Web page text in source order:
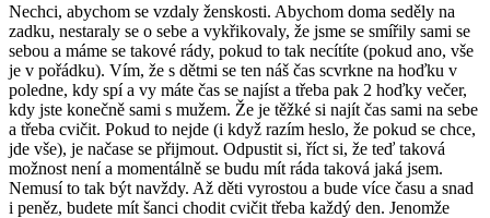
Nechci, abychom se vzdaly ženskosti. Abychom doma seděly na
zadku, nestaraly se o sebe a vykřikovaly, že jsme se smířily sami se
sebou a máme se takové rády, pokud to tak necítíte (pokud ano, vše
je v pořádku). Vím, že s dětmi se ten náš čas scvrkne na hoďku v
poledne, kdy spí a vy máte čas se najíst a třeba pak 2 hoďky večer,
kdy jste konečně sami s mužem. Že je těžké si najít čas sami na sebe
a třeba cvičit. Pokud to nejde (i když razím heslo, že pokud se chce,
jde vše), je načase se přijmout. Odpustit si, říct si, že teď taková
možnost není a momentálně se budu mít ráda taková jaká jsem.
Nemusí to tak být navždy. Až děti vyrostou a bude více času a snad
i peněz, budete mít šanci chodit cvičit třeba každý den. Jenomže